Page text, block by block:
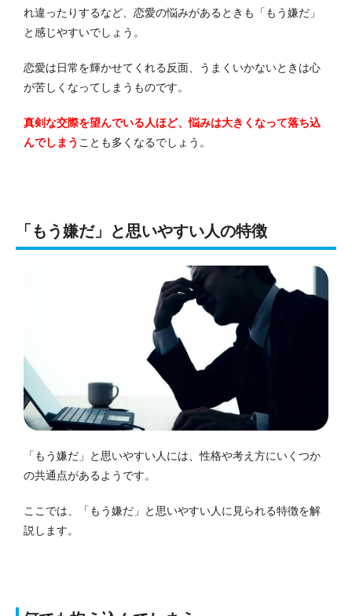
れ違ったりするなど、恋愛の悩みがあるときも「もう嫌だ」
と感じやすいでしょう。
恋愛は日常を輝かせてくれる反面、うまくいかないときは心
が苦しくなってしまうものです。
真剣な交際を望んでいる人ほど、悩みは大きくなって落ち込
んでしまう ことも多くなるでしょう。
「もう嫌だ」と思いやすい人の特徴
「もう嫌だ」と思いやすい人には、性格や考え方にいくつか
の共通点があるようです。
ここでは、「もう嫌だ」と思いやすい人に見られる特徴を解
説します。